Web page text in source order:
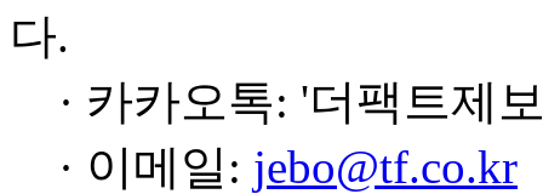
다.
· 카카오톡: '더팩트제
· 이메일: jebo@tf.co.kr